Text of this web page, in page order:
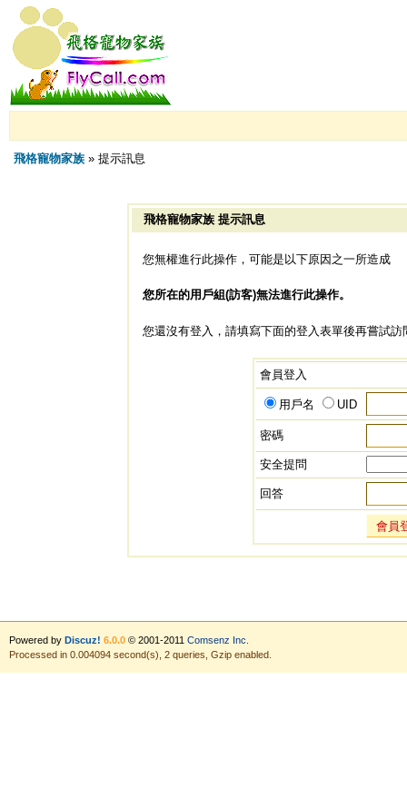
飛格寵物家族» 提示訊息
飛格寵物家族 提示訊息
您無權進行此操作，可能是以下原因之一所造成
您所在的用戶組(訪客)無法進行此操作。
您還沒有登入，請填寫下面的登入表單後再嘗試訪
會員登入
用戶名 UID
密碼
安全提問
回答
會員
Powered by Discuz! 6.0.0© 2001-2011 Comsenz Inc.
Processed in 0.004094 second(s), 2 queries, Gzip enabled.